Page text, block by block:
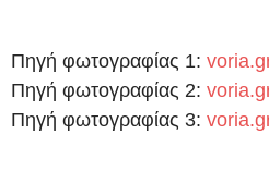
Πηγή φωτογραφίας 1:
Πηγή φωτογραφίας 2:
Πηγή φωτογραφίας 3: